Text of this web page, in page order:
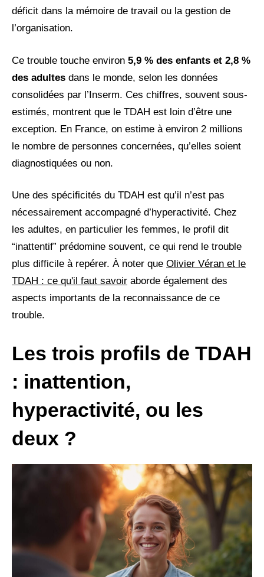
déficit dans la mémoire de travail ou la gestion de
l’organisation.
Ce trouble touche environ 5,9 % des enfants et 2,8 %
des adultes dans le monde, selon les données
consolidées par l’Inserm. Ces chiffres, souvent sous-
estimés, montrent que le TDAH est loin d’être une
exception. En France, on estime à environ 2 millions
le nombre de personnes concernées, qu’elles soient
diagnostiquées ou non.
Une des spécificités du TDAH est qu’il n’est pas
nécessairement accompagné d’hyperactivité. Chez
les adultes, en particulier les femmes, le profil dit
“inattentif” prédomine souvent, ce qui rend le trouble
plus difficile à repérer. À noter que Olivier Véran et le
TDAH : ce qu'il faut savoir aborde également des
aspects importants de la reconnaissance de ce
trouble.
Les trois profils de TDAH
: inattention,
hyperactivité, ou les
deux ?